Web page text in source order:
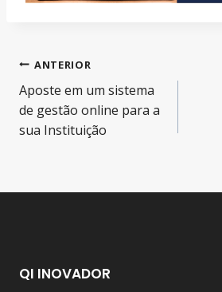
Navegação
de
Post
ANTERIOR
Aposte em um sistema
de gestão online para a
sua Instituição
QI INOVADOR